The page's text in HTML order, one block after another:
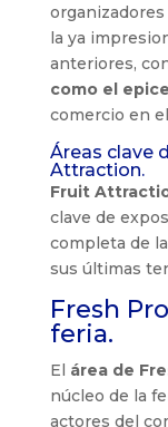
la ya
anteriores,
como el
comercio en
Áreas clave
Attraction.
Fruit
clave de
completa de
sus últimas
Fresh
feria.
El área de
núcleo de la
actores del